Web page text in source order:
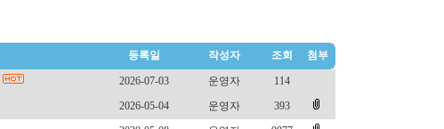
등록일 작성자 조회 첨부
2026-07-03 운영자
114
2026-05-04 운영자
393